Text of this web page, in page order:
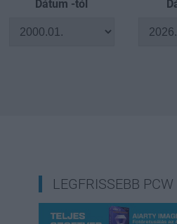
Dátum -tól
LEGFRISSEBB PCW